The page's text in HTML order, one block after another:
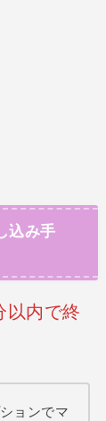
込み手
以内で終
ョンでマ